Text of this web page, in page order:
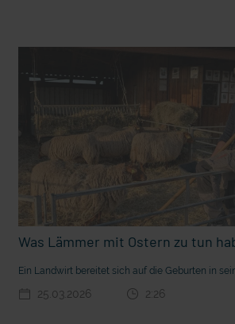
deutsche Sprache? Vorhang auf für
Was Lämmer mit Ostern zu tun
Ein Landwirt bereitet sich auf die Geburten in
25.03.2026 2:26